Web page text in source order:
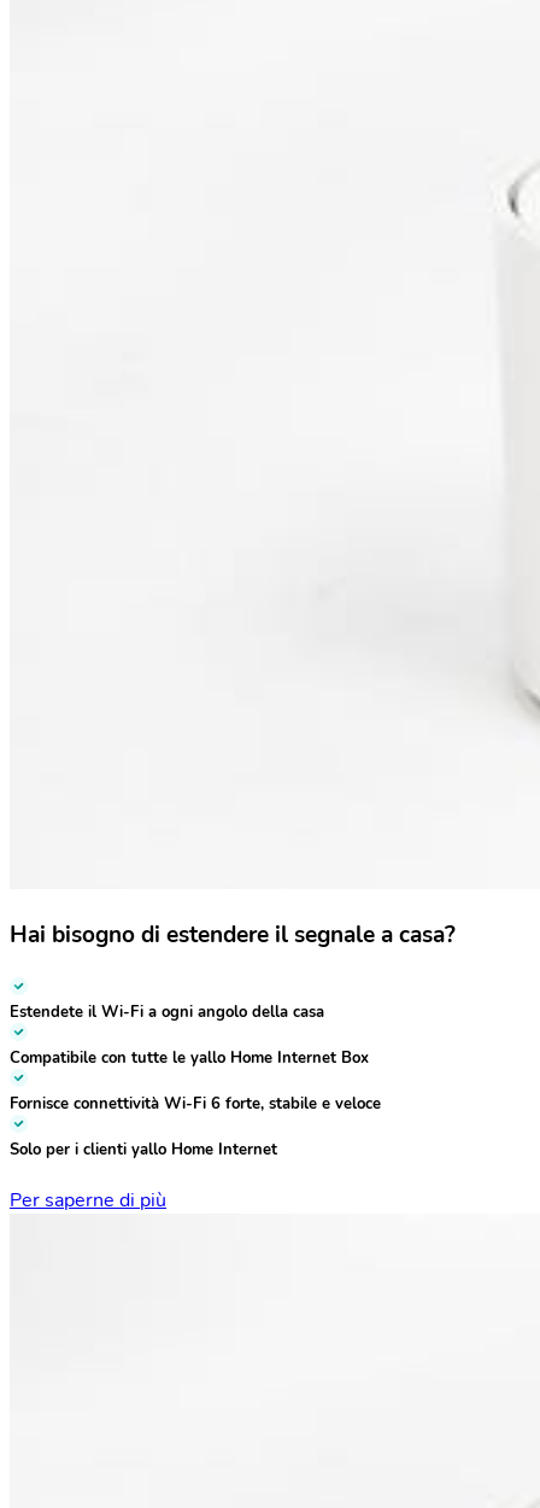
Hai bisogno di estendere il segnale a casa?
Estendete il Wi-Fi a ogni angolo della casa
Compatibile con tutte le yallo Home Internet Box
Fornisce connettività Wi-Fi 6 forte, stabile e veloce
Solo per i clienti yallo Home Internet
Per saperne di più